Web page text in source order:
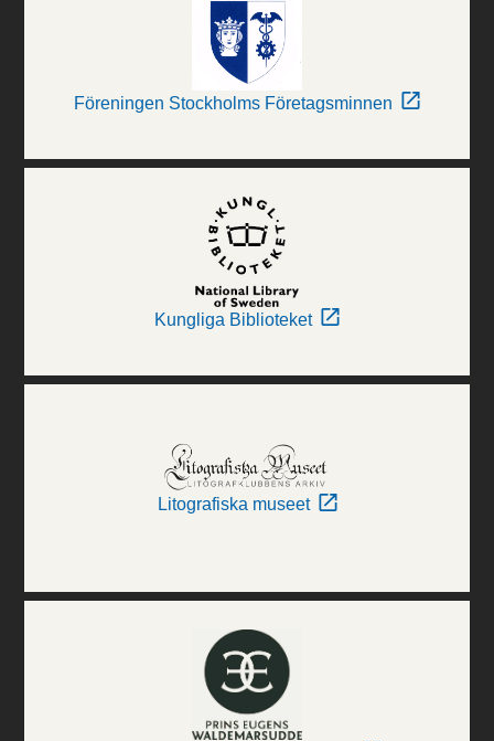
Föreningen Stockholms Företagsminnen
Kungliga Biblioteket
Litografiska museet